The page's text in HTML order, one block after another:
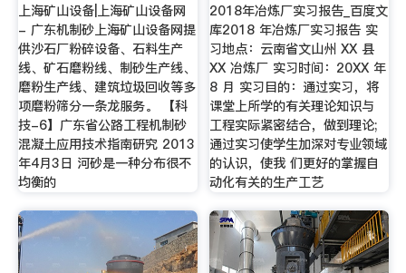
上海矿山设备|上海矿山设备网
- 广东机制砂上海矿山设备网提
供沙石厂粉碎设备、石料生产
线、矿石磨粉线、制砂生产线、
磨粉生产线、建筑垃圾回收等多
项磨粉筛分一条龙服务。 【科
技-6】广东省公路工程机制砂
混凝土应用技术指南研究 2013
年4月3日 河砂是一种分布很不
均衡的
2018年冶炼厂实习报告_百度文
库2018 年冶炼厂实习报告 实
习地点：云南省文山州 XX 县
XX 冶炼厂 实习时间：20XX 年
8 月 实习目的：通过实习，将
课堂上所学的有关理论知识与
工程实际紧密结合，做到理论;
通过实习使学生加深对专业领域
的认识，使我 们更好的掌握自
动化有关的生产工艺